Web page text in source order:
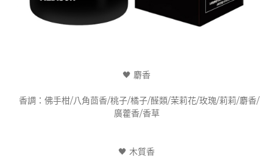
🖤 麝香
香調：佛手柑/八角茴香/桃子/橘子/醛類/茉莉花/玫瑰/莉莉/麝香/
廣藿香/香草
🖤 木質香